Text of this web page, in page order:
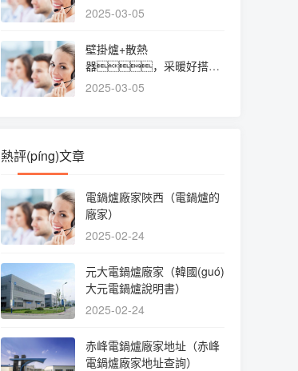
2025-03-05
壁掛爐+散熱
器，采暖好搭檔:
壁掛爐
2025-03-05
熱評(píng)文章
電鍋爐廠家陜西（電鍋爐的
廠家）
2025-02-24
元大電鍋爐廠家（韓國(guó)
大元電鍋爐說明書）
2025-02-24
赤峰電鍋爐廠家地址（赤峰
電鍋爐廠家地址查詢）